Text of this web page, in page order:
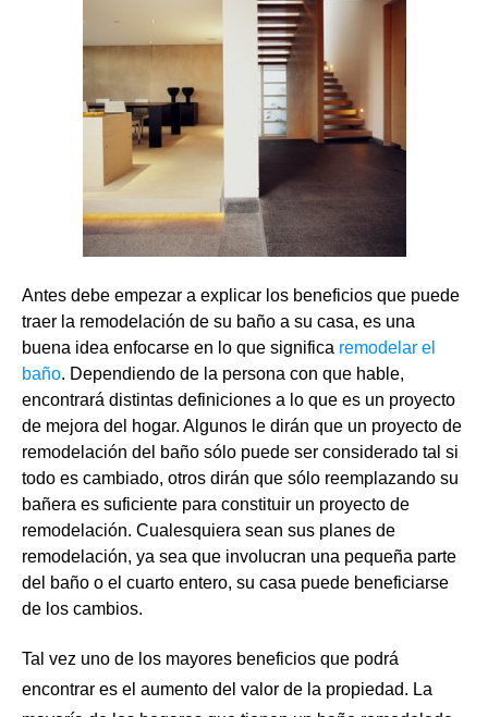
Antes debe empezar a explicar los beneficios que puede
traer la remodelación de su baño a su casa, es una
buena idea enfocarse en lo que significa remodelar el
baño. Dependiendo de la persona con que hable,
encontrará distintas definiciones a lo que es un proyecto
de mejora del hogar. Algunos le dirán que un proyecto de
remodelación del baño sólo puede ser considerado tal si
todo es cambiado, otros dirán que sólo reemplazando su
bañera es suficiente para constituir un proyecto de
remodelación. Cualesquiera sean sus planes de
remodelación, ya sea que involucran una pequeña parte
del baño o el cuarto entero, su casa puede beneficiarse
de los cambios.
Tal vez uno de los mayores beneficios que podrá
encontrar es el aumento del valor de la propiedad. La